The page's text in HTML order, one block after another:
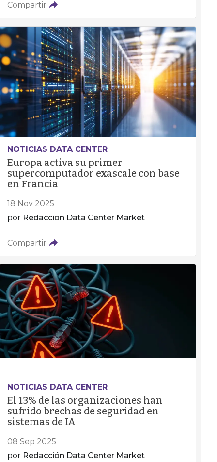
Compartir
NOTICIAS DATA CENTER
Europa activa su primer
supercomputador exascale con base
en Francia
18 Nov 2025
por Redacción Data Center Market
Compartir
NOTICIAS DATA CENTER
El 13% de las organizaciones han
sufrido brechas de seguridad en
sistemas de IA
08 Sep 2025
por Redacción Data Center Market